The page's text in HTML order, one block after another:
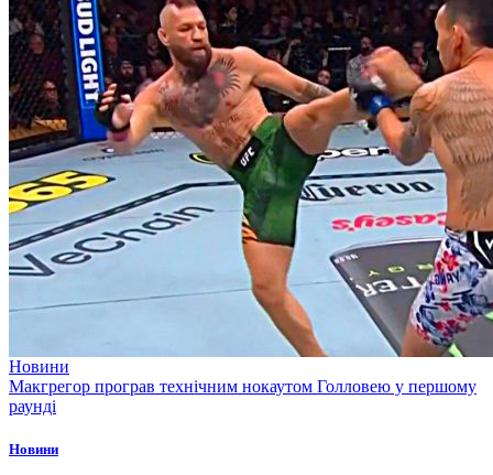
Новини
Макгрегор програв технічним нокаутом Голловею у першому
раунді
Новини